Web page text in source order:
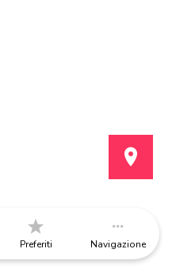
Preferiti Navigazione